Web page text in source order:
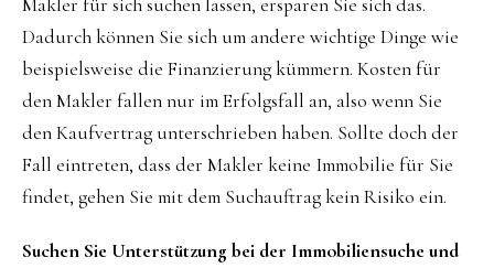
Makler für sich suchen lassen, ersparen Sie sich das.
Dadurch können Sie sich um andere wichtige Dinge wie
beispielsweise die Finanzierung kümmern. Kosten für
den Makler fallen nur im Erfolgsfall an, also wenn Sie
den Kaufvertrag unterschrieben haben. Sollte doch der
Fall eintreten, dass der Makler keine Immobilie für Sie
findet, gehen Sie mit dem Suchauftrag kein Risiko ein.
Suchen Sie Unterstützung bei der Immobiliensuche und